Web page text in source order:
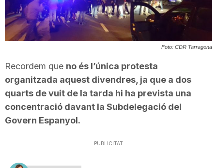
r
g
o
Foto: CDR Tarragona
Recordem que no és l’única protesta
organitzada aquest divendres, ja que a dos
quarts de vuit de la tarda hi ha prevista una
concentració davant la Subdelegació del
Govern Espanyol.
PUBLICITAT